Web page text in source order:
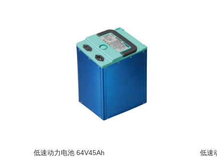
低速动力电池 64V45Ah 低速